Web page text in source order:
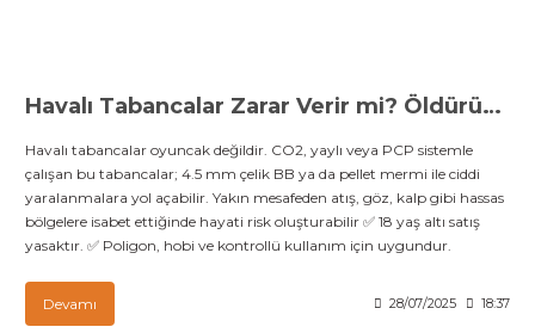
Havalı Tabancalar Zarar Verir mi? Öldürür mü? İşte Gerçekler!
Havalı tabancalar oyuncak değildir. CO2, yaylı veya PCP sistemle
çalışan bu tabancalar; 4.5 mm çelik BB ya da pellet mermi ile ciddi
yaralanmalara yol açabilir. Yakın mesafeden atış, göz, kalp gibi hassas
bölgelere isabet ettiğinde hayati risk oluşturabilir ✅ 18 yaş altı satış
yasaktır. ✅ Poligon, hobi ve kontrollü kullanım için uygundur.
Devamı 28/07/2025 18:37